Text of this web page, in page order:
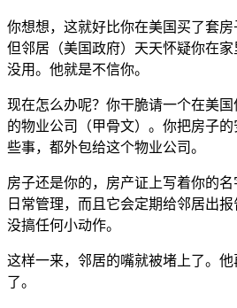
你想想，这就好比你在美国买了套房
但邻居（美国政府）天天怀疑你在家
没用。他就是不信你。
现在怎么办呢？你干脆请一个在美
的物业公司（甲骨文）。你把房子
些事，都外包给这个物业公司。
房子还是你的，房产证上写着你的
日常管理，而且它会定期给邻居出报
没搞任何小动作。
这样一来，邻居的嘴就被堵上了。
了。